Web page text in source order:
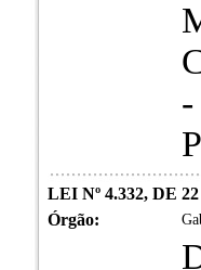
LEI Nº 4.332, DE
Órgão: